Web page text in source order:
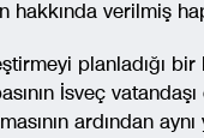
hakkında verilmiş
planladığı
İsveç
ardından aynı